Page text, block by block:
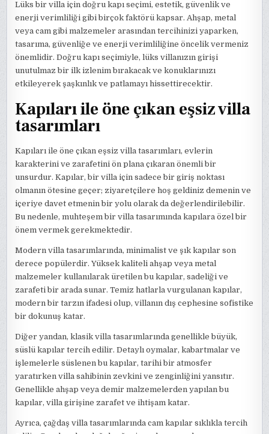
Lüks bir villa için doğru kapı seçimi, estetik, güvenlik ve
enerji verimliliği gibi birçok faktörü kapsar. Ahşap, metal
veya cam gibi malzemeler arasından tercihinizi yaparken,
tasarıma, güvenliğe ve enerji verimliliğine öncelik vermeniz
önemlidir. Doğru kapı seçimiyle, lüks villanızın girişi
unutulmaz bir ilk izlenim bırakacak ve konuklarınızı
etkileyerek şaşkınlık ve patlamayı hissettirecektir.
Kapıları ile öne çıkan eşsiz villa
tasarımları
Kapıları ile öne çıkan eşsiz villa tasarımları, evlerin
karakterini ve zarafetini ön plana çıkaran önemli bir
unsurdur. Kapılar, bir villa için sadece bir giriş noktası
olmanın ötesine geçer; ziyaretçilere hoş geldiniz demenin ve
içeriye davet etmenin bir yolu olarak da değerlendirilebilir.
Bu nedenle, muhteşem bir villa tasarımında kapılara özel bir
önem vermek gerekmektedir.
Modern villa tasarımlarında, minimalist ve şık kapılar son
derece popülerdir. Yüksek kaliteli ahşap veya metal
malzemeler kullanılarak üretilen bu kapılar, sadeliği ve
zarafeti bir arada sunar. Temiz hatlarla vurgulanan kapılar,
modern bir tarzın ifadesi olup, villanın dış cephesine sofistike
bir dokunuş katar.
Diğer yandan, klasik villa tasarımlarında genellikle büyük,
süslü kapılar tercih edilir. Detaylı oymalar, kabartmalar ve
işlemelerle süslenen bu kapılar, tarihi bir atmosfer
yaratırken villa sahibinin zevkini ve zenginliğini yansıtır.
Genellikle ahşap veya demir malzemelerden yapılan bu
kapılar, villa girişine zarafet ve ihtişam katar.
Ayrıca, çağdaş villa tasarımlarında cam kapılar sıklıkla tercih